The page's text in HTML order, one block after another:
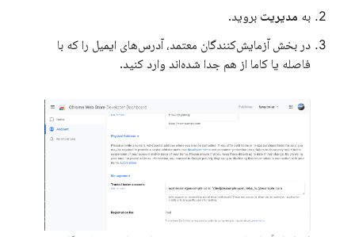
به مدیریت بروید.
در بخش آزمایش‌کنندگان معتمد، آدرس‌های ایمیل را که با
فاصله یا کاما از هم جدا شده‌اند وارد کنید.